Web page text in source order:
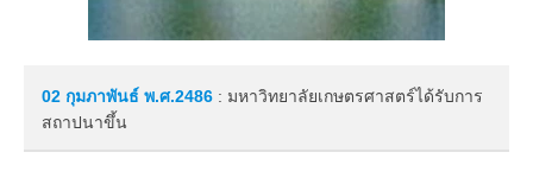
02 กุมภาพันธ์ พ.ศ.2486 : มหาวิทยาลัยเกษตรศาสตร์ได้รับการ
สถาปนาขึ้น